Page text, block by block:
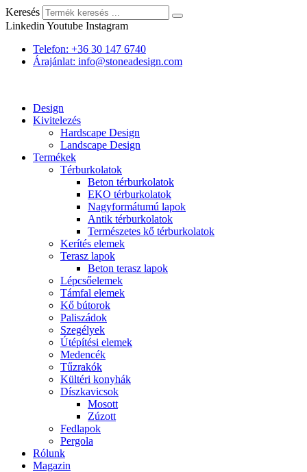
Keresés
Linkedin Youtube Instagram
Telefon: +36 30 147 6740
Árajánlat: info@stoneadesign.com
Design
Kivitelezés
Hardscape Design
Landscape Design
Termékek
Térburkolatok
Beton térburkolatok
EKO térburkolatok
Nagyformátumú lapok
Antik térburkolatok
Természetes kő térburkolatok
Kerítés elemek
Terasz lapok
Beton terasz lapok
Lépcsőelemek
Támfal elemek
Kő bútorok
Paliszádok
Szegélyek
Útépítési elemek
Medencék
Tűzrakók
Kültéri konyhák
Díszkavicsok
Mosott
Zúzott
Fedlapok
Pergola
Rólunk
Magazin